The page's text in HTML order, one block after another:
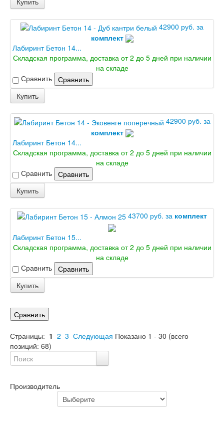
42900 руб. за
комплект
Лабиринт Бетон 14...
Складская программа, доставка от 2 до 5 дней при наличии
на складе
Сравнить Сравнить
Купить
42900 руб. за
комплект
Лабиринт Бетон 14...
Складская программа, доставка от 2 до 5 дней при наличии
на складе
Сравнить Сравнить
Купить
43700 руб. за комплект
Лабиринт Бетон 15...
Складская программа, доставка от 2 до 5 дней при наличии
на складе
Сравнить Сравнить
Купить
Сравнить
Страницы: 1 2 3 Следующая Показано 1 - 30 (всего
позиций: 68)
Производитель